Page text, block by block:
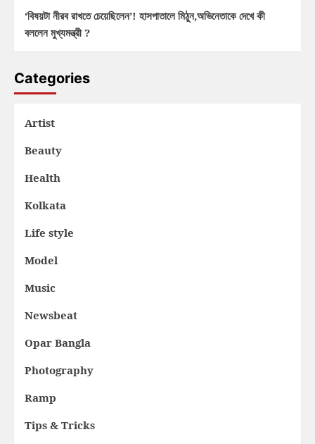
‘বিষয়টা নীরব রাখতে চেয়েছিলেন’! হাসপাতালে মিঠুন,অভিনেতাকে দেখে কী
বললেন মুখ্যমন্ত্রী ?
Categories
Artist
Beauty
Health
Kolkata
Life style
Model
Music
Newsbeat
Opar Bangla
Photography
Ramp
Tips & Tricks